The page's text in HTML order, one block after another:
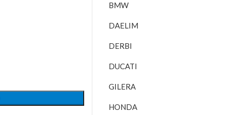
BMW
DAELIM
DERBI
DUCATI
GILERA
HONDA